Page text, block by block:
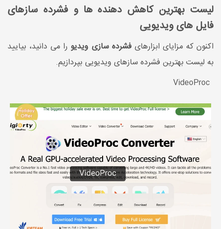
لیست بهترین کاهش دهنده ها و فشرده سازهای
فایل های ویدیویی
اکنون که مزایای ابزارهایفشرده سازی ویدیو را می دانید، بیایید
به لیست بهترین فشرده سازهای ویدیویی بپردازیم.
VideoProc